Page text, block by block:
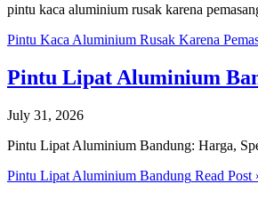
pintu kaca aluminium rusak karena
Pintu Kaca Aluminium Rusak Karena
Pintu Lipat Aluminium
July 31, 2026
Pintu Lipat Aluminium Bandung: Harga,
Pintu Lipat Aluminium Bandung Read Post